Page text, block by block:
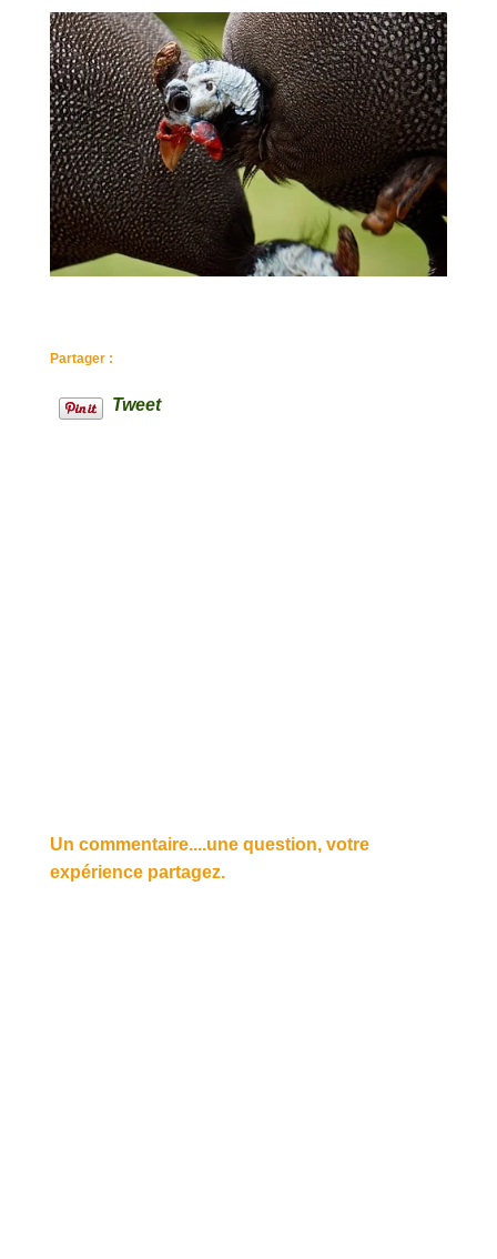
Partager :
Tweet
Un commentaire....une question, votre
expérience partagez.